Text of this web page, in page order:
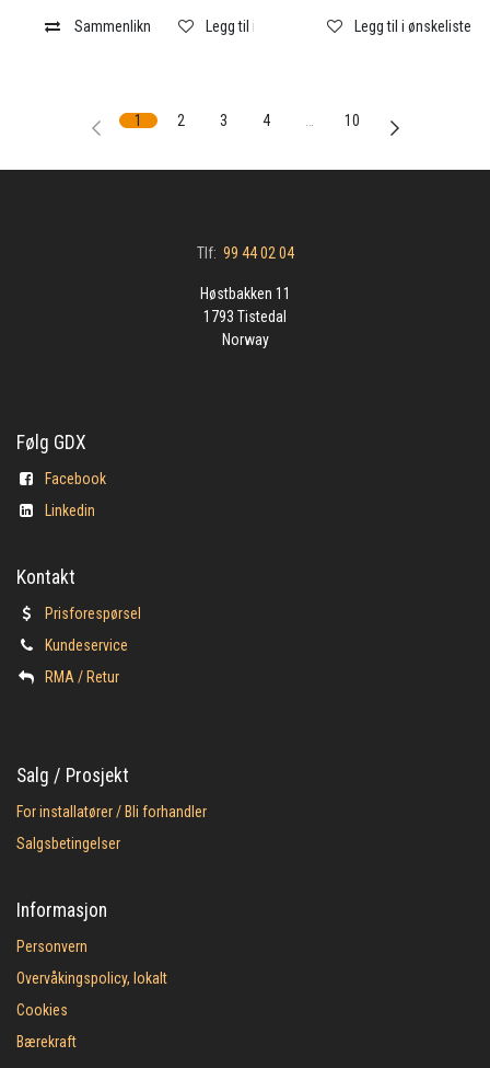
Sammenlikn Legg til i ønskeliste Legg til i ønskeliste
1 2 3 4 10
Tlf: 99 44 02 04
Høstbakken 11
1793 Tistedal
Norway
Følg GDX
Facebook
Linkedin
Kontakt
Prisforespørsel
Kundeservice
​RMA / Retur
Salg / Prosjekt
For installatører / Bli forhandler
Salgsbetingelser
Informasjon
Personvern
Overvåkingspolicy, lokalt
Cookies
Bærekraft